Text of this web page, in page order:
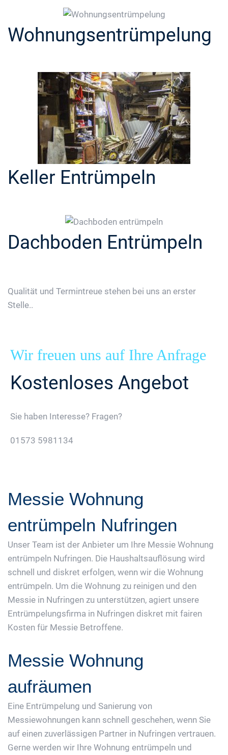
Wohnungsentrümpelung
Keller Entrümpeln
Dachboden Entrümpeln
Qualität und Termintreue stehen bei uns an erster
Stelle..
Wir freuen uns auf Ihre Anfrage
Kostenloses Angebot
Sie haben Interesse? Fragen?
01573 5981134
Messie Wohnung
entrümpeln Nufringen
Unser Team ist der Anbieter um Ihre Messie Wohnung
entrümpeln Nufringen. Die Haushaltsauflösung wird
schnell und diskret erfolgen, wenn wir die Wohnung
entrümpeln. Um die Wohnung zu reinigen und den
Messie in Nufringen zu unterstützen, agiert unsere
Entrümpelungsfirma in Nufringen diskret mit fairen
Kosten für Messie Betroffene.
Messie Wohnung
aufräumen
Eine Entrümpelung und Sanierung von
Messiewohnungen kann schnell geschehen, wenn Sie
auf einen zuverlässigen Partner in Nufringen vertrauen.
Gerne werden wir Ihre Wohnung entrümpeln und